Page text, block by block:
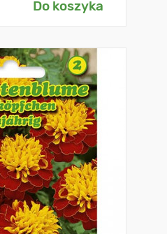
Do koszyka